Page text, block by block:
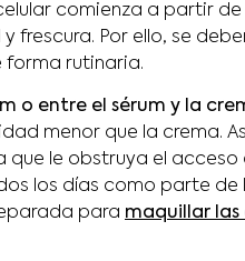
comienza a partir de
frescura. Por ello, se
forma rutinaria.
o entre el sérum y la
menor que la crema.
que le obstruya el
los días como parte
para maquillar las